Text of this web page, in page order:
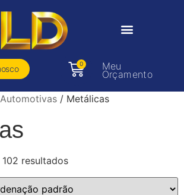
0 Meu
Orçamento
Automotivas / Metálicas
102 resultados